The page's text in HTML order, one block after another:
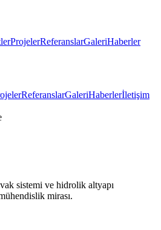
ProjelerReferanslarGaleriHaberler
ReferanslarGaleriHaberlerİletişim
sistemi ve hidrolik altyapı
mirası.